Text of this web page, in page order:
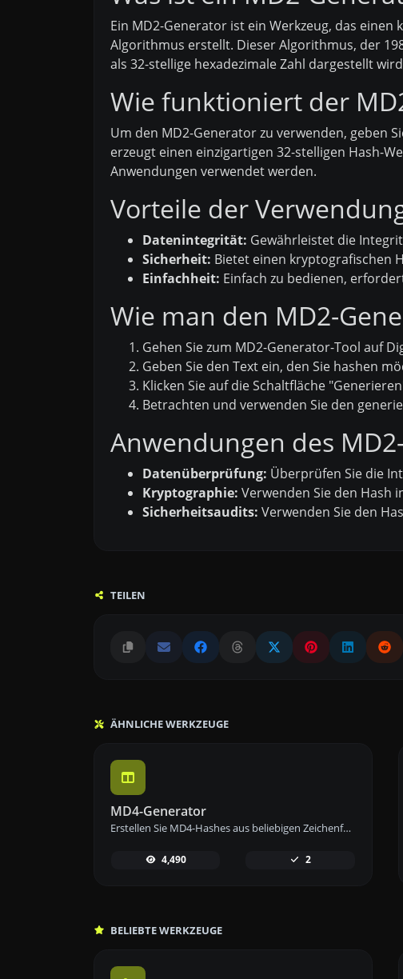
Ein MD2-Generator ist ein Werkzeug, das
Algorithmus erstellt. Dieser Algorithmus, der
als 32-stellige hexadezimale Zahl dargestellt
Wie funktioniert der
Um den MD2-Generator zu verwenden, geben
erzeugt einen einzigartigen 32-stelligen Hash-
Anwendungen verwendet werden.
Vorteile der
Datenintegrität: Gewährleistet die
Sicherheit: Bietet einen kryptografischen
Einfachheit: Einfach zu bedienen,
Wie man den MD2-
Gehen Sie zum MD2-Generator-Tool auf
Geben Sie den Text ein, den Sie hashen
Klicken Sie auf die Schaltfläche
Betrachten und verwenden Sie den
Anwendungen des
Datenüberprüfung: Überprüfen Sie die
Kryptographie: Verwenden Sie den Hash
Sicherheitsaudits: Verwenden Sie den
TEILEN
ÄHNLICHE WERKZEUGE
MD4-Generator
Erstellen Sie MD4-Hashes aus beliebigen Zeichenfolgen mit unserem MD4-Generator-Tool für sicheres Daten-Hashing.
4,490 2
BELIEBTE WERKZEUGE